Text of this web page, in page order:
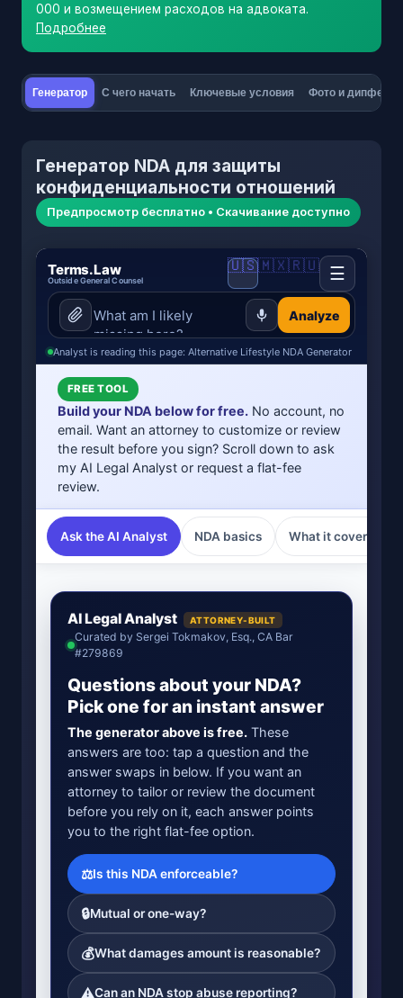
000 и возмещением расходов на адвоката.
Подробнее
Генератор С чего начать Ключевые условия Фото и дипфейки
Генератор NDA для защиты
конфиденциальности отношений
Предпросмотр бесплатно • Скачивание доступно